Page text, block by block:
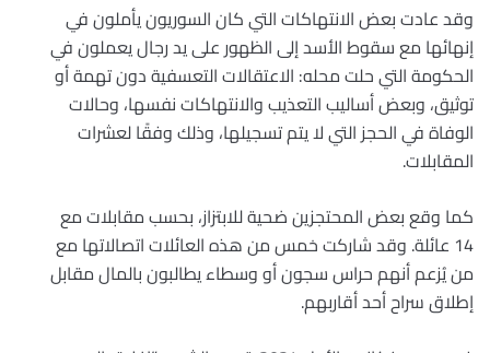
وقد عادت بعض الانتهاكات التي كان السوريون يأملون في
إنهائها مع سقوط الأسد إلى الظهور على يد رجال يعملون في
الحكومة التي حلت محله: الاعتقالات التعسفية دون تهمة أو
توثيق، وبعض أساليب التعذيب والانتهاكات نفسها، وحالات
الوفاة في الحجز التي لا يتم تسجيلها، وذلك وفقًا لعشرات
المقابلات.
كما وقع بعض المحتجزين ضحية للابتزاز، بحسب مقابلات مع
14 عائلة. وقد شاركت خمس من هذه العائلات اتصالاتها مع
من يُزعم أنهم حراس سجون أو وسطاء يطالبون بالمال مقابل
إطلاق سراح أحد أقاربهم.